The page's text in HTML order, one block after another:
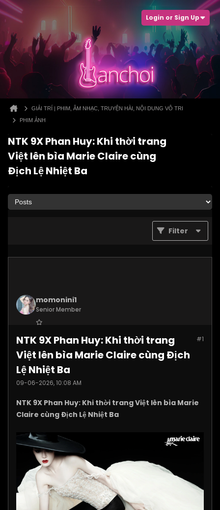
Login or Sign Up
GIẢI TRÍ | PHIM, ÂM NHẠC, TRUYỆN HÀI, NỘI DUNG VÔ TRI
PHIM ẢNH
NTK 9X Phan Huy: Khi thời trang
Việt lên bìa Marie Claire cùng
Địch Lệ Nhiệt Ba
Filter
momonini1
Senior Member
Posts:5399 #1
NTK 9X Phan Huy: Khi thời trang
Việt lên bìa Marie Claire cùng Địch
Lệ Nhiệt Ba
09-06-2026, 10:08 AM
NTK 9X Phan Huy: Khi thời trang Việt lên bìa Marie
Claire cùng Địch Lệ Nhiệt Ba